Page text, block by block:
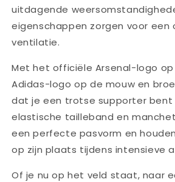
uitdagende
eigenschappen zorgen voor een
ventilatie.
Met het officiële Arsenal-logo
Adidas-logo op de mouw en
dat je een trotse supporter bent
elastische tailleband en
een perfecte pasvorm en
op zijn plaats tijdens intensieve
Of je nu op het veld staat, naar